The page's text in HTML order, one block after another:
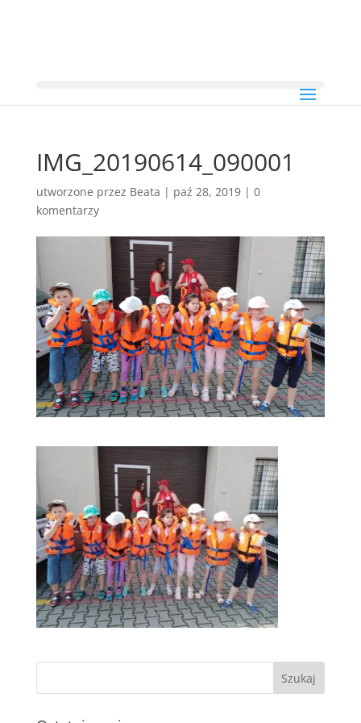
IMG_20190614_090001
utworzone przez Beata | paź 28, 2019| 0
komentarzy